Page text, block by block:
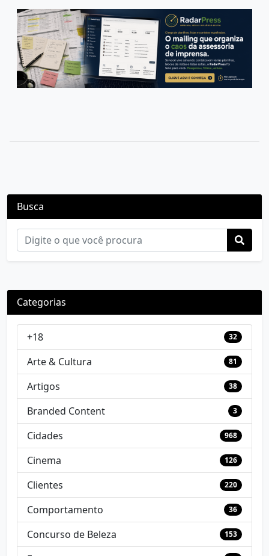
Busca
Categorias
+18 32
Arte & Cultura 81
Artigos 38
Branded Content 3
Cidades 968
Cinema 126
Clientes 220
Comportamento 36
Concurso de Beleza 153